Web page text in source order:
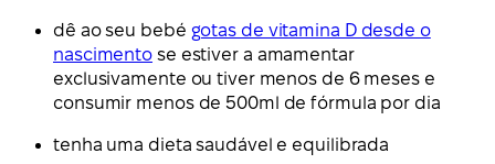
dê ao seu bebé gotas de vitamina D desde o
nascimento se estiver a amamentar
exclusivamente ou tiver menos de 6 meses e
consumir menos de 500ml de fórmula por dia
tenha uma dieta saudável e equilibrada